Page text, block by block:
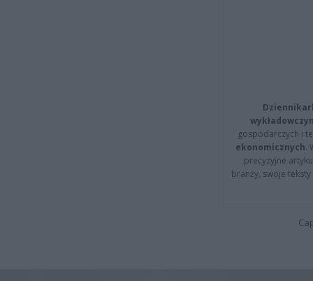
gospodarczych i
ekonomicznych.
precyzyjne
branży, swoje